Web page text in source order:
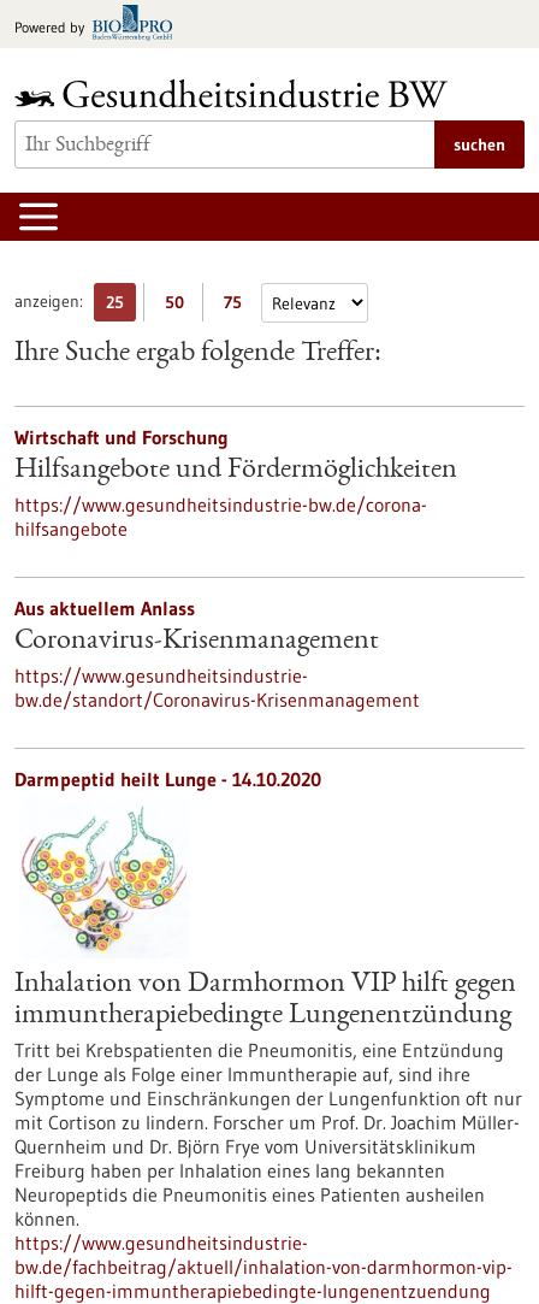
Inhalt
Powered by
suchen
anzeigen: 25 50 75
Ihre Suche ergab folgende Treffer:
Wirtschaft und Forschung
Hilfsangebote und Fördermöglichkeiten
https://www.gesundheitsindustrie-bw.de/corona-
hilfsangebote
Aus aktuellem Anlass
Coronavirus-Krisenmanagement
https://www.gesundheitsindustrie-
bw.de/standort/Coronavirus-Krisenmanagement
Darmpeptid heilt Lunge - 14.10.2020
Inhalation von Darmhormon VIP hilft gegen
immuntherapiebedingte Lungenentzündung
Tritt bei Krebspatienten die Pneumonitis, eine Entzündung
der Lunge als Folge einer Immuntherapie auf, sind ihre
Symptome und Einschränkungen der Lungenfunktion oft nur
mit Cortison zu lindern. Forscher um Prof. Dr. Joachim Müller-
Quernheim und Dr. Björn Frye vom Universitätsklinikum
Freiburg haben per Inhalation eines lang bekannten
Neuropeptids die Pneumonitis eines Patienten ausheilen
können.
https://www.gesundheitsindustrie-
bw.de/fachbeitrag/aktuell/inhalation-von-darmhormon-vip-
hilft-gegen-immuntherapiebedingte-lungenentzuendung